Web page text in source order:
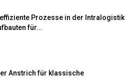
Prozesse in der Intralogistik
für...
Anstrich für klassische